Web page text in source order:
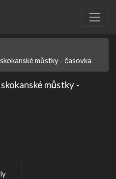
můstky - časovka
můstky -